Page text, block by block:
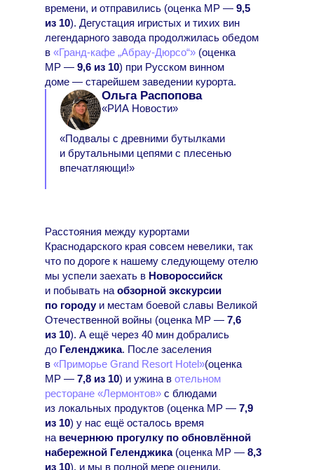
времени, и отправились (оценка МР — 9,5
из 10). Дегустация игристых и тихих вин
легендарного завода продолжилась обедом
в «Гранд-кафе „Абрау-Дюрсо“» (оценка
МР — 9,6 из 10) при Русском винном
доме — старейшем заведении курорта.
Ольга Распопова
«РИА Новости»
«Подвалы с древними бутылками
и брутальными цепями с плесенью
впечатляющи!»
Расстояния между курортами
Краснодарского края совсем невелики, так
что по дороге к нашему следующему отелю
мы успели заехать в Новороссийск
и побывать на обзорной экскурсии
по городу и местам боевой славы Великой
Отечественной войны (оценка МР — 7,6
из 10). А ещё через 40 мин добрались
до Геленджика. После заселения
в «Приморье Grand Resort Hotel»(оценка
МР — 7,8 из 10) и ужина в отельном
ресторане «Лермонтов» с блюдами
из локальных продуктов (оценка МР — 7,9
из 10) у нас ещё осталось время
на вечернюю прогулку по обновлённой
набережной Геленджика(оценка МР — 8,3
из 10), и мы в полной мере оценили,